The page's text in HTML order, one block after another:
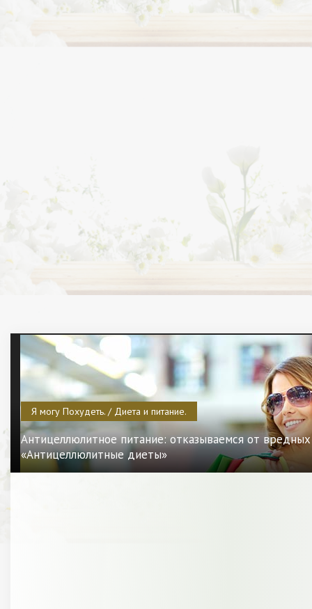
Я могу Похудеть. / Диета и питание.
Антицеллюлитное питание: отказываемся от
«Антицеллюлитные диеты»